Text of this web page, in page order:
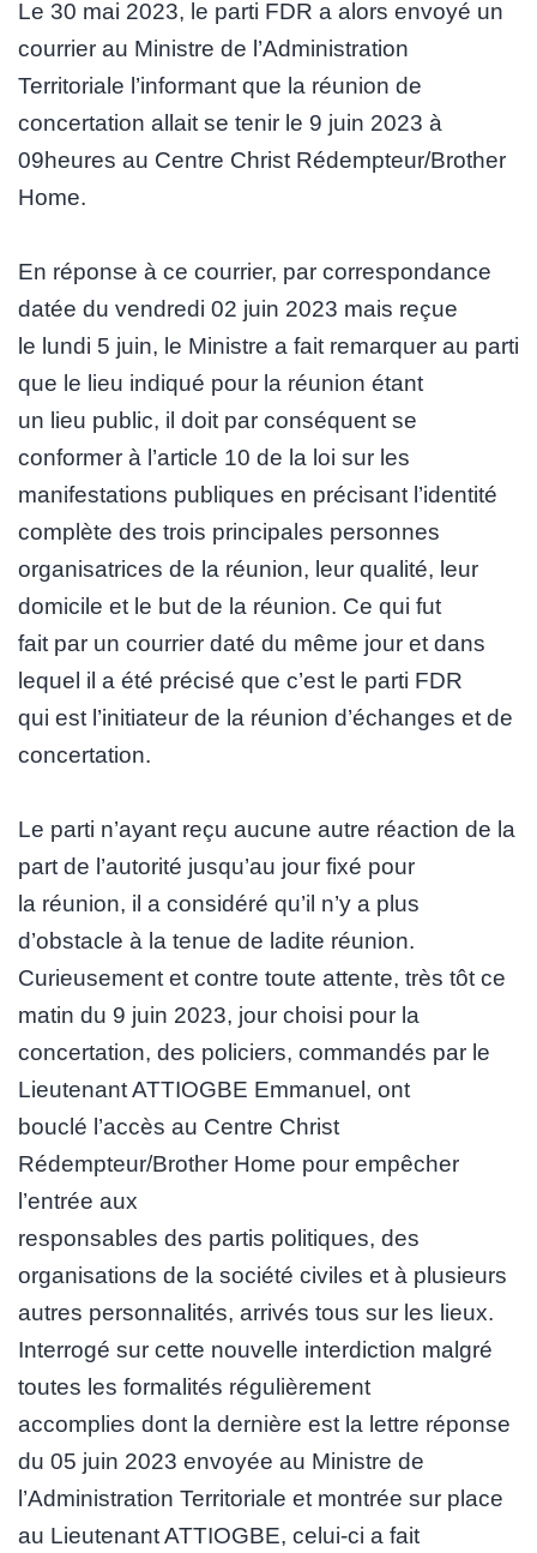
Le 30 mai 2023, le parti FDR a alors envoyé un
courrier au Ministre de l’Administration
Territoriale l’informant que la réunion de
concertation allait se tenir le 9 juin 2023 à
09heures au Centre Christ Rédempteur/Brother
Home.
En réponse à ce courrier, par correspondance
datée du vendredi 02 juin 2023 mais reçue
le lundi 5 juin, le Ministre a fait remarquer au parti
que le lieu indiqué pour la réunion étant
un lieu public, il doit par conséquent se
conformer à l’article 10 de la loi sur les
manifestations publiques en précisant l’identité
complète des trois principales personnes
organisatrices de la réunion, leur qualité, leur
domicile et le but de la réunion. Ce qui fut
fait par un courrier daté du même jour et dans
lequel il a été précisé que c’est le parti FDR
qui est l’initiateur de la réunion d’échanges et de
concertation.
Le parti n’ayant reçu aucune autre réaction de la
part de l’autorité jusqu’au jour fixé pour
la réunion, il a considéré qu’il n’y a plus
d’obstacle à la tenue de ladite réunion.
Curieusement et contre toute attente, très tôt ce
matin du 9 juin 2023, jour choisi pour la
concertation, des policiers, commandés par le
Lieutenant ATTIOGBE Emmanuel, ont
bouclé l’accès au Centre Christ
Rédempteur/Brother Home pour empêcher
l’entrée aux
responsables des partis politiques, des
organisations de la société civiles et à plusieurs
autres personnalités, arrivés tous sur les lieux.
Interrogé sur cette nouvelle interdiction malgré
toutes les formalités régulièrement
accomplies dont la dernière est la lettre réponse
du 05 juin 2023 envoyée au Ministre de
l’Administration Territoriale et montrée sur place
au Lieutenant ATTIOGBE, celui-ci a fait